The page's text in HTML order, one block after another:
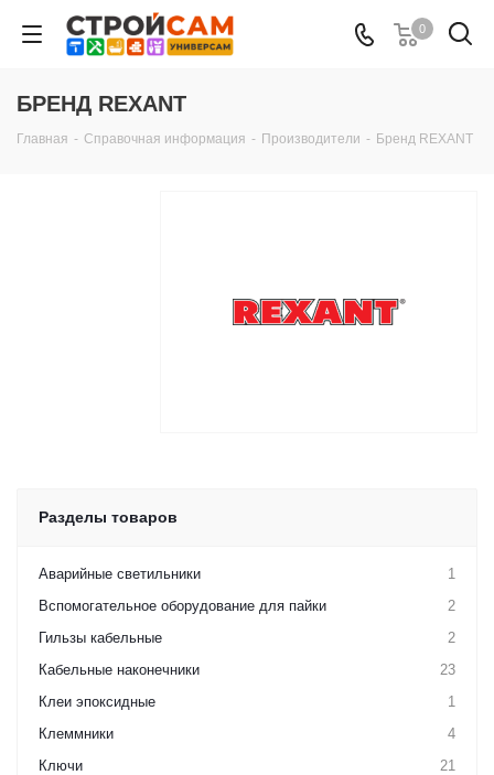
0
БРЕНД REXANT
Главная - Справочная информация - Производители - Бренд REXANT
Разделы товаров
Аварийные светильники
1
Вспомогательное оборудование для пайки
2
Гильзы кабельные
2
Кабельные наконечники
23
Клеи эпоксидные
1
Клеммники
4
Ключи
21